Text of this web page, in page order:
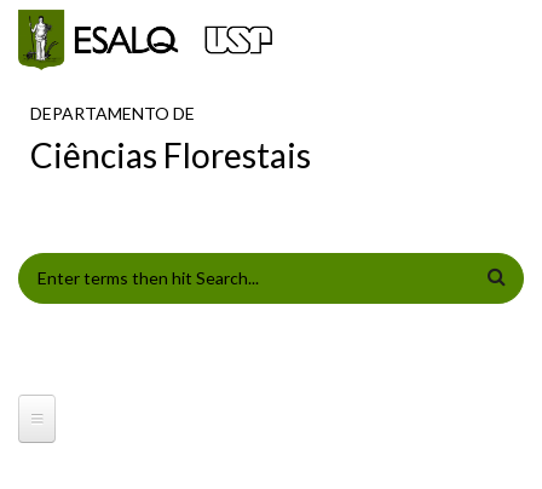
Pular para o conteúdo principal
DEPARTAMENTO DE
Ciências Florestais
FORMULÁRIO DE BUSCA